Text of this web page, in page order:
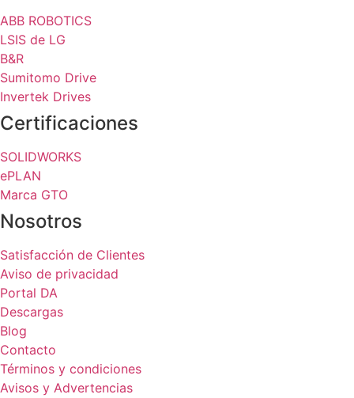
ABB ROBOTICS
LSIS de LG
B&R
Sumitomo Drive
Invertek Drives
Certificaciones
SOLIDWORKS
ePLAN
Marca GTO
Nosotros
Satisfacción de Clientes
Aviso de privacidad
Portal DA
Descargas
Blog
Contacto
Términos y condiciones
Avisos y Advertencias